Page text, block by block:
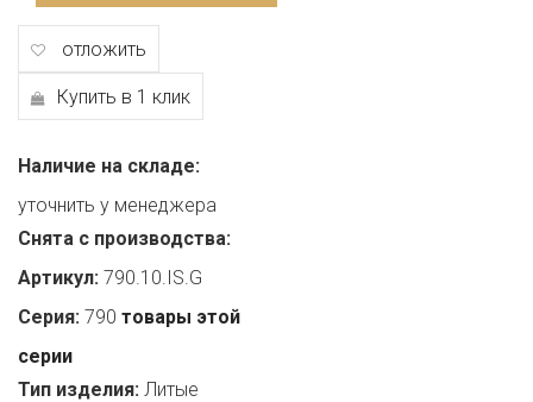
отложить
Купить в 1 клик
Наличие на складе:
уточнить у менеджера
Снята с производства:
Артикул: 790.10.IS.G
Серия: 790 товары этой
серии
Тип изделия: Литые